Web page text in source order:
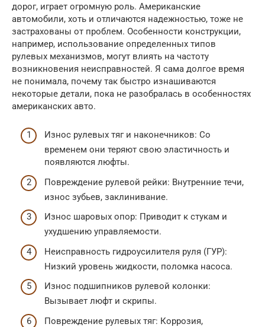
дорог, играет огромную роль. Американские
автомобили, хоть и отличаются надежностью, тоже не
застрахованы от проблем. Особенности конструкции,
например, использование определенных типов
рулевых механизмов, могут влиять на частоту
возникновения неисправностей. Я сама долгое время
не понимала, почему так быстро изнашиваются
некоторые детали, пока не разобралась в особенностях
американских авто.
Износ рулевых тяг и наконечников: Со
временем они теряют свою эластичность и
появляются люфты.
Повреждение рулевой рейки: Внутренние течи,
износ зубьев, заклинивание.
Износ шаровых опор: Приводит к стукам и
ухудшению управляемости.
Неисправность гидроусилителя руля (ГУР):
Низкий уровень жидкости, поломка насоса.
Износ подшипников рулевой колонки:
Вызывает люфт и скрипы.
Повреждение рулевых тяг: Коррозия,